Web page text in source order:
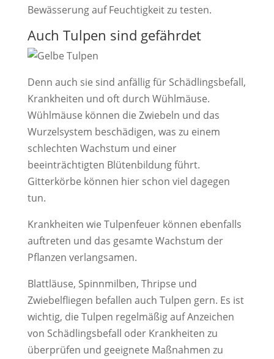
Bewässerung auf Feuchtigkeit zu testen.
Auch Tulpen sind gefährdet
Denn auch sie sind anfällig für Schädlingsbefall,
Krankheiten und oft durch Wühlmäuse.
Wühlmäuse können die Zwiebeln und das
Wurzelsystem beschädigen, was zu einem
schlechten Wachstum und einer
beeinträchtigten Blütenbildung führt.
Gitterkörbe können hier schon viel dagegen
tun.
Krankheiten wie Tulpenfeuer können ebenfalls
auftreten und das gesamte Wachstum der
Pflanzen verlangsamen.
Blattläuse, Spinnmilben, Thripse und
Zwiebelfliegen befallen auch Tulpen gern. Es ist
wichtig, die Tulpen regelmäßig auf Anzeichen
von Schädlingsbefall oder Krankheiten zu
überprüfen und geeignete Maßnahmen zu